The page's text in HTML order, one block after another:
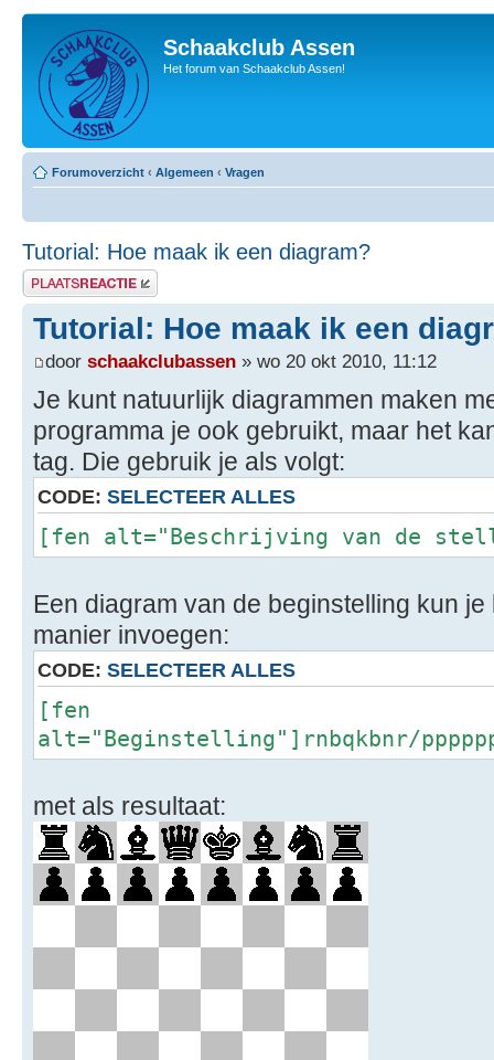
Schaakclub Assen
Het forum van Schaakclub Assen!
Forumoverzicht ‹ Algemeen ‹ Vragen
Tutorial: Hoe maak ik een diagram?
Plaats een reactie
Tutorial: Hoe maak ik een
door schaakclubassen » wo 20 okt 2010, 11:12
Je kunt natuurlijk diagrammen maken
programma je ook gebruikt, maar het
tag. Die gebruik je als volgt:
CODE: SELECTEER ALLES
[fen alt="Beschrijving van de
Een diagram van de beginstelling kun
manier invoegen:
CODE: SELECTEER ALLES
[fen
alt="Beginstelling"]rnbqkbnr/
met als resultaat: